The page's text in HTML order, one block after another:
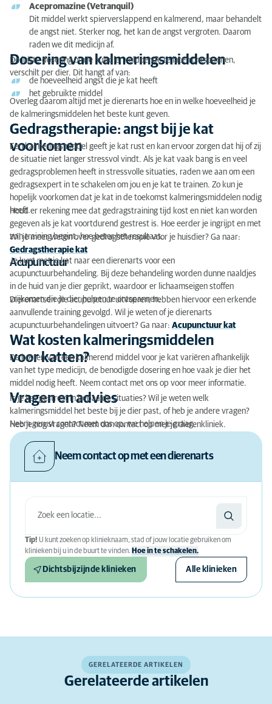
Acepromazine (Vetranquil)
Dit middel werkt spierverslappend en kalmerend, maar behandelt
de angst niet. Sterker nog, het kan de angst vergroten. Daarom
raden we dit medicijn af.
Dosering van kalmeringsmiddelen
De juiste dosering om je huisdier voldoende te laten ontspannen,
verschilt per dier. Dit hangt af van:
de hoeveelheid angst die je kat heeft
het gebruikte middel
Overleg daarom altijd met je dierenarts hoe en in welke hoeveelheid je
de kalmeringsmiddelen het beste kunt geven.
Gedragstherapie: angst bij je kat
voorkomen
Een kalmeringsmiddel geeft je kat rust en kan ervoor zorgen dat hij of zij
de situatie niet langer stressvol vindt. Als je kat vaak bang is en veel
gedragsproblemen heeft in stressvolle situaties, raden we aan om een
gedragsexpert in te schakelen om jou en je kat te trainen. Zo kun je
hopelijk voorkomen dat je kat in de toekomst kalmeringsmiddelen nodig
heeft.
Houd er rekening mee dat gedragstraining tijd kost en niet kan worden
gegeven als je kat voortdurend gestrest is. Hoe eerder je ingrijpt en met
zo'n training begint, hoe beter het resultaat.
Wil je meer weten over gedragstherapie voor je huisdier? Ga naar:
Gedragstherapie kat
Acupunctuur
Je kunt met je kat naar een dierenarts voor een
acupunctuurbehandeling. Bij deze behandeling worden dunne naaldjes
in de huid van je dier geprikt, waardoor er lichaamseigen stoffen
vrijkomen die je dier helpen te ontspannen.
Dierenartsen die acupunctuur uitvoeren, hebben hiervoor een erkende
aanvullende training gevolgd. Wil je weten of je dierenarts
acupunctuurbehandelingen uitvoert? Ga naar: Acupunctuur kat
Wat kosten kalmeringsmiddelen
voor katten?
De kosten van een kalmerend middel voor je kat variëren afhankelijk
van het type medicijn, de benodigde dosering en hoe vaak je dier het
middel nodig heeft. Neem contact met ons op voor meer informatie.
Vragen en advies
Is je kat gestrest in bepaalde situaties? Wil je weten welk
kalmeringsmiddel het beste bij je dier past, of heb je andere vragen?
Neem gerust contact met ons op, we helpen je graag.
Heb je nog vragen? Neem dan contact op met je dierenkliniek.
Neem contact op met een dierenarts
Tip! U kunt zoeken op klinieknaam, stad of jouw locatie gebruiken om
klinieken bij u in de buurt te vinden. Hoe in te schakelen.
Dichtsbijzijnde klinieken Alle klinieken
GERELATEERDE ARTIKELEN
Gerelateerde artikelen